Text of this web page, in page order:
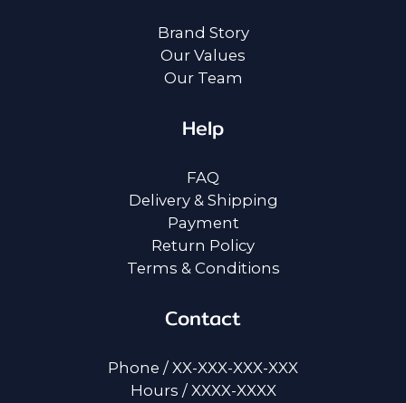
Brand Story
Our Values
Our Team
Help
FAQ
Delivery & Shipping
Payment
Return Policy
Terms & Conditions
Contact
Phone / XX-XXX-XXX-XXX
Hours / XXXX-XXXX